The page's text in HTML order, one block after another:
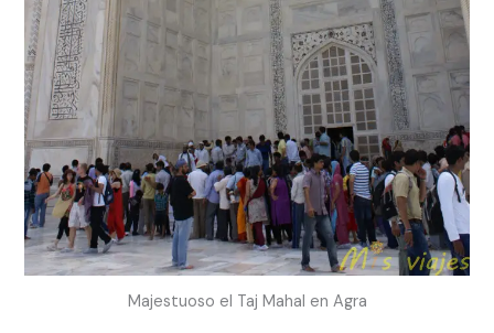
Majestuoso el Taj Mahal en Agra